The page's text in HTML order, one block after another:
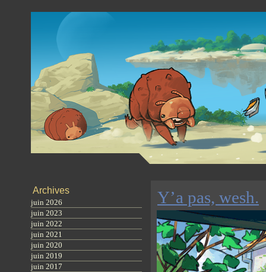
Y’a pas, wesh.
Archives
juin 2026
juin 2023
juin 2022
juin 2021
juin 2020
juin 2019
juin 2017